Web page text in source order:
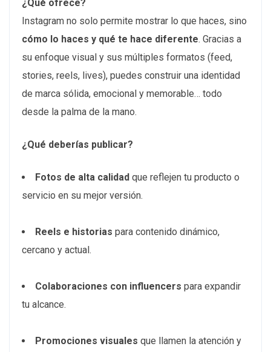
¿Qué ofrece?
Instagram no solo permite mostrar lo que haces, sino
cómo lo haces y qué te hace diferente. Gracias a
su enfoque visual y sus múltiples formatos (feed,
stories, reels, lives), puedes construir una identidad
de marca sólida, emocional y memorable… todo
desde la palma de la mano.
¿Qué deberías publicar?
Fotos de alta calidad que reflejen tu producto o
servicio en su mejor versión.
Reels e historias para contenido dinámico,
cercano y actual.
Colaboraciones con influencers para expandir
tu alcance.
Promociones visuales que llamen la atención y